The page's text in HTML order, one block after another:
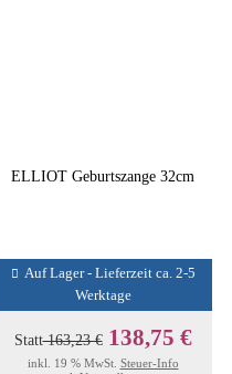
ELLIOT Geburtszange 32cm
Auf Lager - Lieferzeit ca. 2-5
Werktage
Statt163,23 € 138,75 €
inkl. 19 % MwSt. Steuer-Info